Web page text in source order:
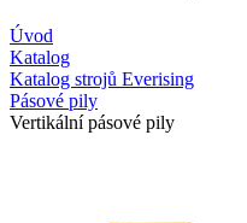
Úvod
Katalog
Katalog strojů Everising
Pásové pily
Vertikální pásové pily